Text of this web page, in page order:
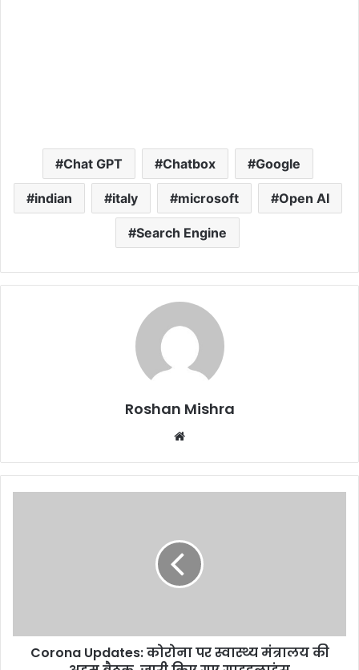
Chat GPT Chatbox Google
indian italy microsoft Open AI
Search Engine
Roshan Mishra
te
d
Corona Updates: कोरोना पर स्वास्थ्य मंत्रालय की